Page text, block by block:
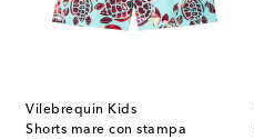
Vilebrequin Kids
Shorts mare con stampa